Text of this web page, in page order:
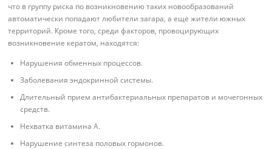
что в группу риска по возникновению таких новообразований
автоматически попадают любители загара, а еще жители южных
территорий. Кроме того, среди факторов, провоцирующих
возникновение кератом, находятся:
Нарушения обменных процессов.
Заболевания эндокринной системы.
Длительный прием антибактериальных препаратов и мочегонных
средств.
Нехватка витамина А.
Нарушение синтеза половых гормонов.